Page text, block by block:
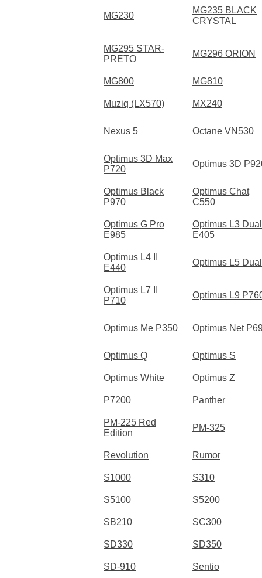
MG230
MG235 BLACK
CRYSTAL
MG295 STAR-
PRETO
MG296 ORION
MG800 MG810
Muziq (LX570) MX240
Nexus 5 Octane VN530
Optimus 3D Max
P720
Optimus 3D
Optimus Black
P970
Optimus Chat
C550
Optimus G Pro
E985
Optimus L3 Dual
E405
Optimus L4 II
E440
Optimus L5 Dual
Optimus L7 II
P710
Optimus L9
Optimus Me P350 Optimus Net
Optimus Q Optimus S
Optimus White Optimus Z
P7200 Panther
PM-225 Red
Edition
PM-325
Revolution Rumor
S1000 S310
S5100 S5200
SB210 SC300
SD330 SD350
SD-910 Sentio